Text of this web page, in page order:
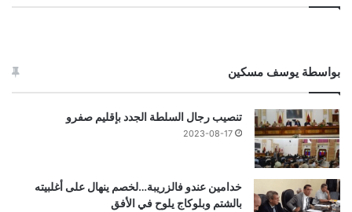
بواسطة يوسف مسكين
تنصيب رجال السلطة الجدد بإقليم صفرو
2023-08-17
خدامين عندو فالزريبة…لخصم ينهال على أغلبيته
بالشتم وبلوكاج يلوح في الأفق